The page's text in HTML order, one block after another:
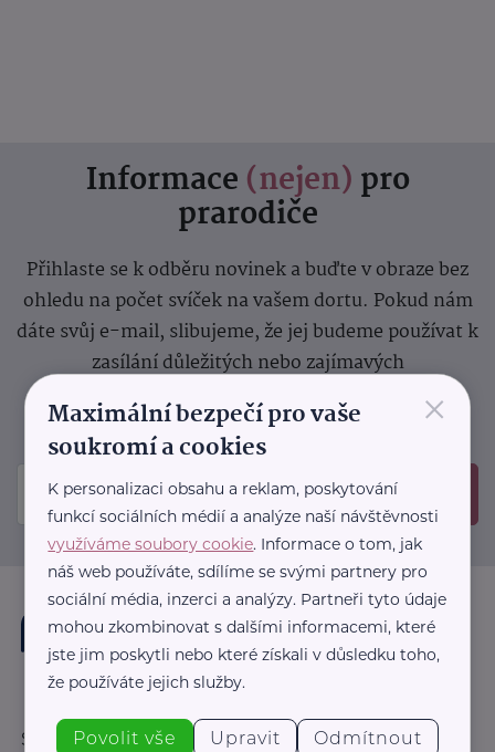
Informace (nejen) pro
prarodiče
Přihlaste se k odběru novinek a buďte v obraze bez
ohledu na počet svíček na vašem dortu. Pokud nám
dáte svůj e-mail, slibujeme, že jej budeme používat k
zasílání důležitých nebo zajímavých
Prosíme, zkontrolujte si svoji emailovou
schránku, kam jsme poslali potvrzovací e-mail.
Odeslat
Sledujte nás:
×
Maximální bezpečí pro vaše
soukromí a cookies
K personalizaci obsahu a reklam, poskytování
funkcí sociálních médií a analýze naší návštěvnosti
využíváme soubory cookie. Informace o tom, jak
náš web používáte, sdílíme se svými partnery pro
sociální média, inzerci a analýzy. Partneři tyto údaje
mohou zkombinovat s dalšími informacemi, které
jste jim poskytli nebo které získali v důsledku toho,
že používáte jejich služby.
Povolit vše Upravit Odmítnout